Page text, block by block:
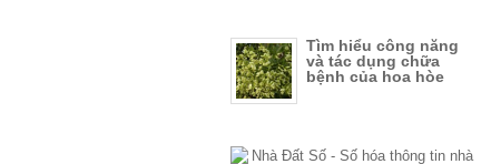
Tìm hiểu công năng
và tác dụng chữa
bệnh của hoa hòe